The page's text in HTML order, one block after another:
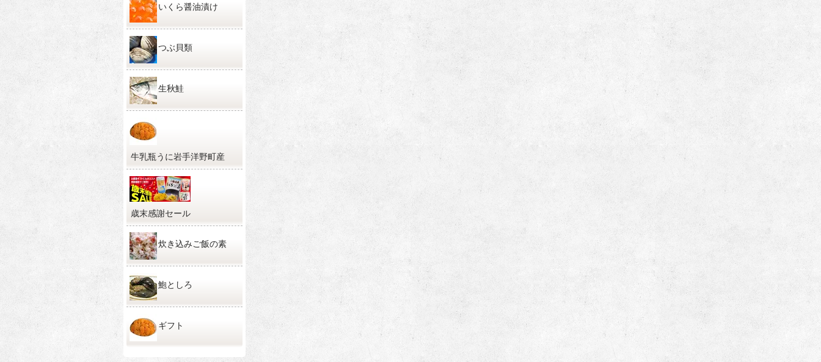
いくら醤油漬け
つぶ貝類
生秋鮭
牛乳瓶うに岩手洋野町産
歳末感謝セール
炊き込みご飯の素
鮑としろ
ギフト